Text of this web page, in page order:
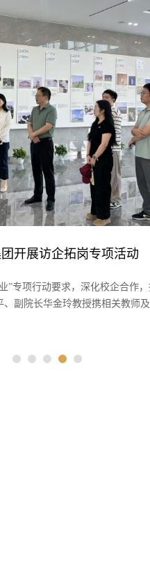
来校考察交流
党总支书记高留才、院长彭斌
关教师参加座谈交流会，会议